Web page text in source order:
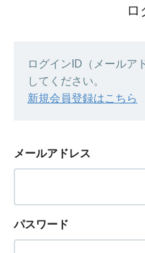
ロ
ログインID（メールア
してください。
新規会員登録はこちら
メールアドレス
パスワード